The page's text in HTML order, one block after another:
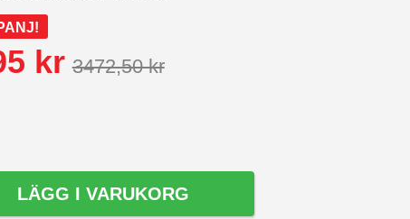
kr 3472,50 kr
LÄGG I VARUKORG